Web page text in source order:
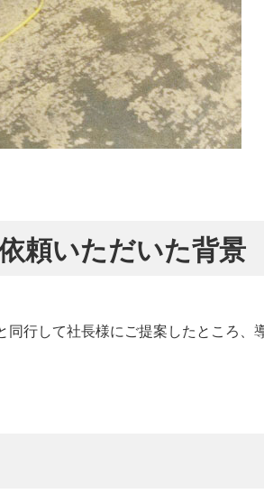
頼いただいた背景
行して社長様にご提案したところ、